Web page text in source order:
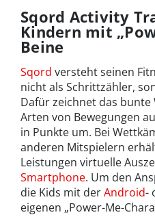
Sqord Activity
Kindern mit
Beine
Sqord versteht seinen
nicht als Schrittzähler,
Dafür zeichnet das
Arten von Bewegungen
in Punkte um. Bei
anderen Mitspielern
Leistungen virtuelle
Smartphone. Um den
die Kids mit derAndroid-
eigenen „Power-Me-